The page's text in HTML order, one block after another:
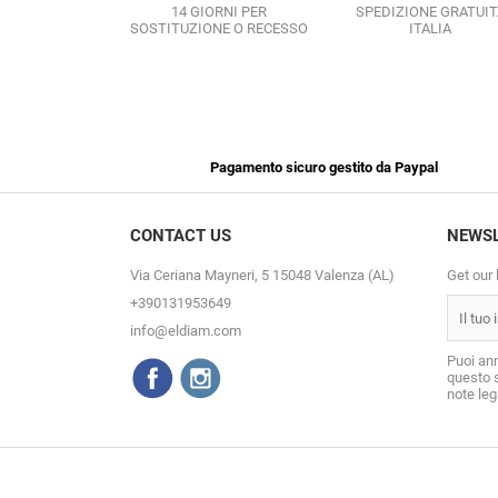
14 GIORNI PER
SOSTITUZIONE O RECESSO
SPEDIZIONE
ITALIA
Pagamento sicuro gestito da Paypal
CONTACT US
Via Ceriana Mayneri, 5 15048 Valenza (AL)
+390131953649
info@eldiam.com
Get our
Puoi
questo
note